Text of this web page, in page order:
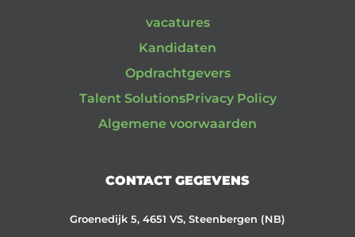
vacatures
Kandidaten
Opdrachtgevers
Talent SolutionsPrivacy Policy
Algemene voorwaarden
CONTACT GEGEVENS
Groenedijk 5, 4651 VS, Steenbergen (NB)